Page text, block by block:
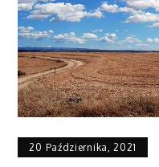
20 Października, 2021